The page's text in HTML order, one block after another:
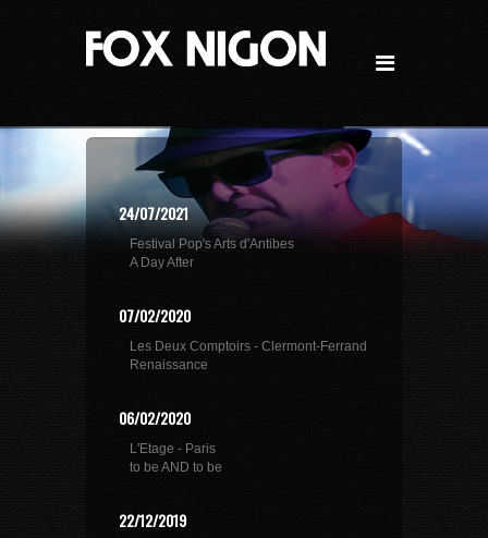
24/07/2021
Festival Pop's Arts d'Antibes
A Day After
07/02/2020
Les Deux Comptoirs - Clermont-Ferrand
Renaissance
06/02/2020
L'Etage - Paris
to be AND to be
22/12/2019